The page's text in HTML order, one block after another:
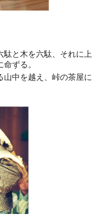
駄と木を六駄、それに上
ずる。
山中を越え、峠の茶屋に